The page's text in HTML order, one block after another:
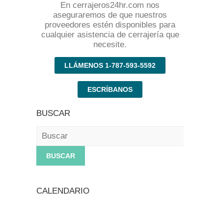
En cerrajeros24hr.com nos
aseguraremos de que nuestros
proveedores estén disponibles para
cualquier asistencia de cerrajería que
necesite.
LLÁMENOS 1-787-593-5592
ESCRÍBANOS
BUSCAR
Buscar
CALENDARIO